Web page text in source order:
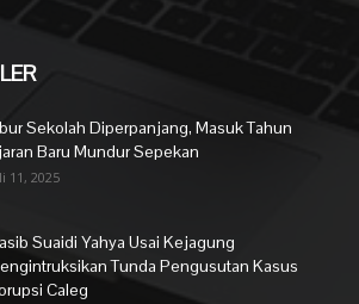
Sekolah Diperpanjang, Masuk Tahun
Baru Mundur Sepekan
11, 2025
Suaidi Yahya Usai Kejagung
Tunda Pengusutan Kasus
Caleg